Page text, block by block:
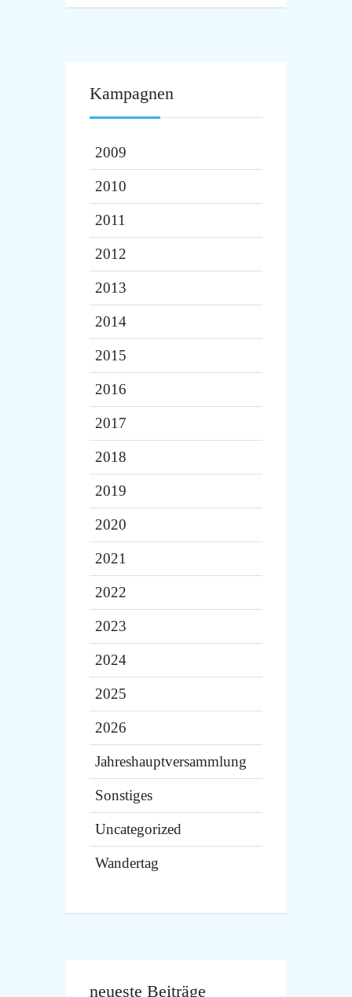
Kampagnen
2009
2010
2011
2012
2013
2014
2015
2016
2017
2018
2019
2020
2021
2022
2023
2024
2025
2026
Jahreshauptversammlung
Sonstiges
Uncategorized
Wandertag
neueste Beiträge